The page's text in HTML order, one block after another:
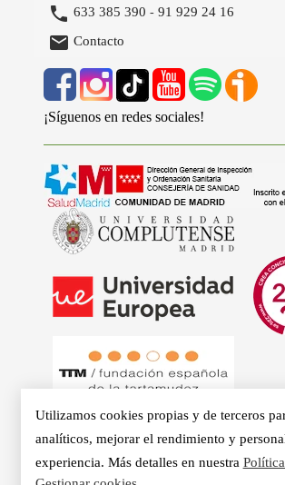
 633 385 390 -91 929 24 16
 Contacto
¡Síguenos en redes sociales!
© 2026 - Clínicas Aurea. Especialistas en
Utilizamos cookies propias y de terceros
analíticos, mejorar el rendimiento y
experiencia. Más detalles en nuestra